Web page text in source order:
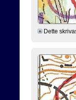
Dette